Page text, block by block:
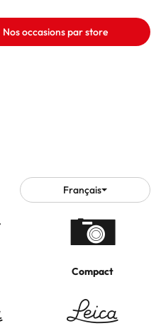
Nos occasions par store
Français
Choisir
une
Compact